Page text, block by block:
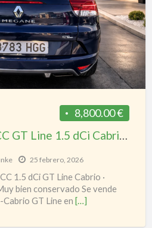
8,800.00 €
Renault Mégane CC GT Line 1.5 dCi Cabrio Techo Rígido Eléctrico – Revisado y Muy Bien Conservado
25 febrero, 2026
1.5 dCi GT Line Cabrio ·
bien conservado Se vende
GT Line en […]